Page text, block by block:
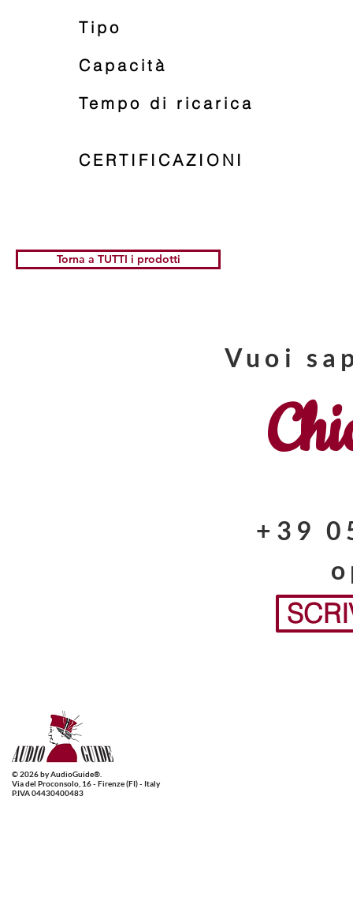
Tipo
Capacità
Tempo di ricarica
CERTIFICAZIONI
Torna a TUTTI i prodotti
Vuoi
+39
© 2026 by AudioGuide®.
Via del Proconsolo, 16 - Firenze (FI) - Italy
P.IVA 04430400483